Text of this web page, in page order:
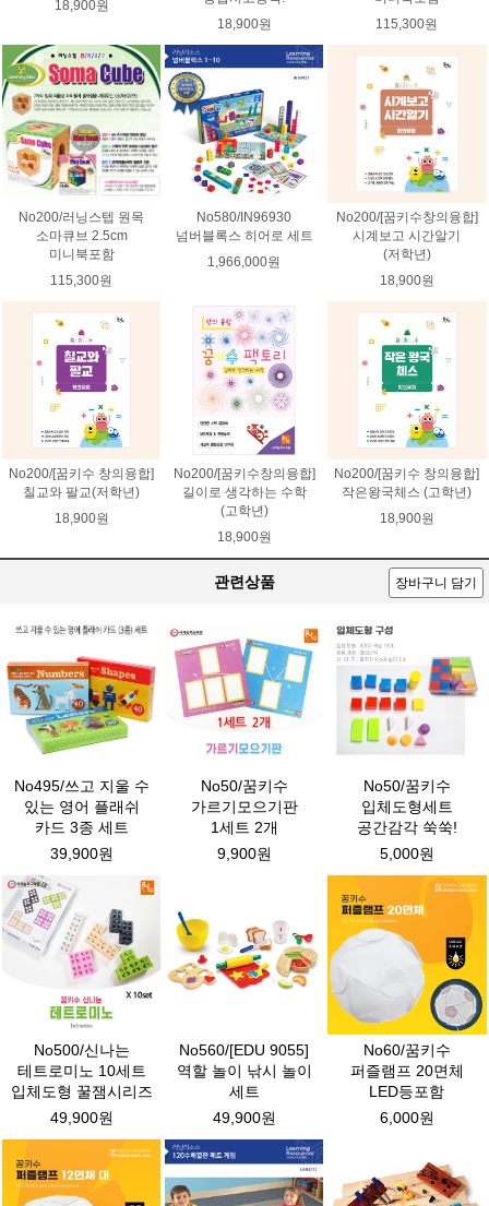
18,900원
18,900원
115,300원
No200/러닝스텝 원목
소마큐브 2.5cm
미니북포함
115,300원
No580/IN96930
넘버블록스 히어로 세트
1,966,000원
No200/[꿈키수창의융합]
시계보고 시간알기
(저학년)
18,900원
No200/[꿈키수 창의융합]
칠교와 팔교(저학년)
18,900원
No200/[꿈키수창의융합]
길이로 생각하는 수학
(고학년)
18,900원
No200/[꿈키수 창의융합]
작은왕국체스 (고학년)
18,900원
관련상품 장바구니 담기
No495/쓰고 지울 수
있는 영어 플래쉬
카드 3종 세트
39,900원
No50/꿈키수
가르기모으기판
1세트 2개
9,900원
No50/꿈키수
입체도형세트
공간감각 쑥쑥!
5,000원
No500/신나는
테트로미노 10세트
입체도형 꿀잼시리즈
49,900원
No560/[EDU 9055]
역할 놀이 낚시 놀이
세트
49,900원
No60/꿈키수
퍼즐램프 20면체
LED등포함
6,000원